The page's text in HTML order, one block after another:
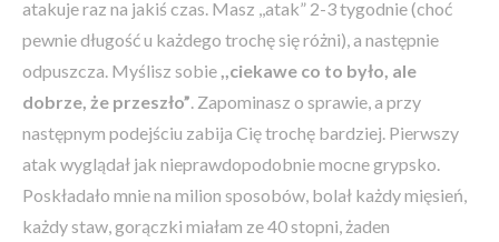
atakuje raz na jakiś czas. Masz ,,atak” 2-3 tygodnie (choć
pewnie długość u każdego trochę się różni), a następnie
odpuszcza. Myślisz sobie ,,ciekawe co to było, ale
dobrze, że przeszło”. Zapominasz o sprawie, a przy
następnym podejściu zabija Cię trochę bardziej. Pierwszy
atak wyglądał jak nieprawdopodobnie mocne grypsko.
Poskładało mnie na milion sposobów, bolał każdy mięsień,
każdy staw, gorączki miałam ze 40 stopni, żaden